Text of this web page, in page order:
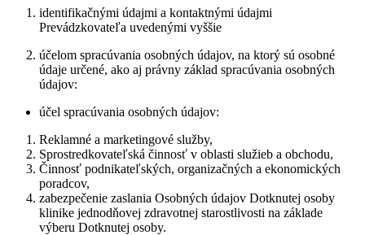
identifikačnými údajmi a kontaktnými údajmi
Prevádzkovateľa uvedenými vyššie
účelom spracúvania osobných údajov, na ktorý sú osobné
údaje určené, ako aj právny základ spracúvania osobných
údajov:
účel spracúvania osobných údajov:
Reklamné a marketingové služby,
Sprostredkovateľská činnosť v oblasti služieb a obchodu,
Činnosť podnikateľských, organizačných a ekonomických
poradcov,
zabezpečenie zaslania Osobných údajov Dotknutej osoby
klinike jednodňovej zdravotnej starostlivosti na základe
výberu Dotknutej osoby.